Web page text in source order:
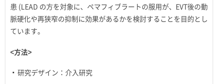
患 (LEAD の方を対象に、ペマフィブラートの服用が、EVT後の動
脈硬化や再狭窄の抑制に効果があるかを検討することを目的とし
ています。
<方法>
研究デザイン：介入研究